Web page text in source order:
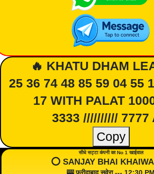
🔥 KHATU DHAM
25 36 74 48 85 59 04 55
17 WITH PALAT
3333 ////////// 7777
Copy
सीधे सट्टा कंपनी का No 1 खाईवाल
⭕️ SANJAY BHAI